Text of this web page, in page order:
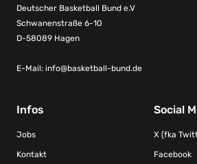
Deutscher Basketball Bund e.V
Schwanenstraße 6-10
D-58089 Hagen
E-Mail: info@basketball-bund.de
Infos
Jobs
Kontakt
Social
X (fka
Facebook